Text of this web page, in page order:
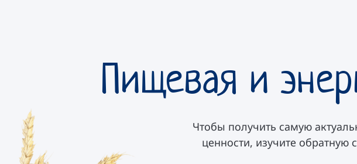
Пищевая и
Чтобы получить самую
ценности, изучите обратную